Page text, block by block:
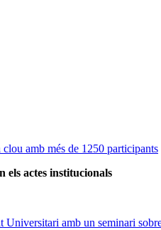
amb més de 1250 participants
els actes institucionals
Universitari amb un seminari